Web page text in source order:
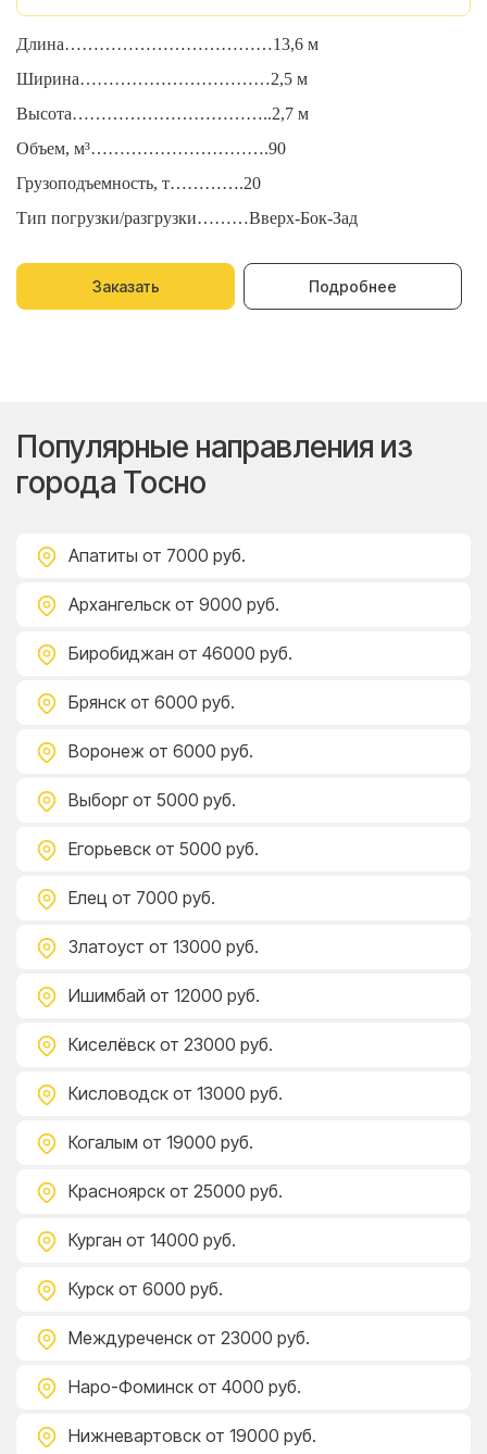
Длина………………………………13,6 м
Ширина……………………………2,5 м
Высота……………………………..2,7 м
Объем, м³………………………….90
Грузоподъемность, т………….20
Тип погрузки/разгрузки………Вверх-Бок-Зад
Заказать Подробнее
Популярные направления из
города Тосно
Апатиты от 7000 руб.
Архангельск от 9000 руб.
Биробиджан от 46000 руб.
Брянск от 6000 руб.
Воронеж от 6000 руб.
Выборг от 5000 руб.
Егорьевск от 5000 руб.
Елец от 7000 руб.
Златоуст от 13000 руб.
Ишимбай от 12000 руб.
Киселёвск от 23000 руб.
Кисловодск от 13000 руб.
Когалым от 19000 руб.
Красноярск от 25000 руб.
Курган от 14000 руб.
Курск от 6000 руб.
Междуреченск от 23000 руб.
Наро-Фоминск от 4000 руб.
Нижневартовск от 19000 руб.